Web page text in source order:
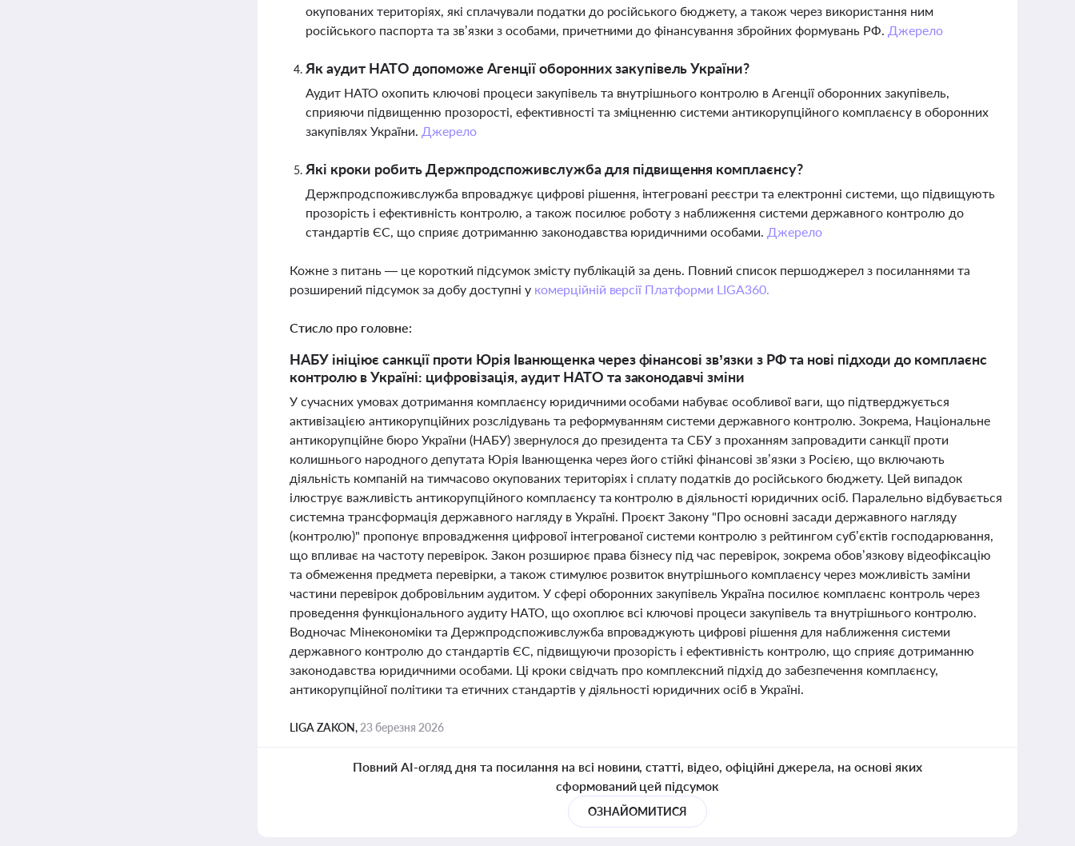
окупованих територіях, які сплачували податки до російського бюджету, а також через використання ним
російського паспорта та зв’язки з особами, причетними до фінансування збройних формувань РФ. Джерело
Як аудит НАТО допоможе Агенції оборонних закупівель України?
Аудит НАТО охопить ключові процеси закупівель та внутрішнього контролю в Агенції оборонних закупівель,
сприяючи підвищенню прозорості, ефективності та зміцненню системи антикорупційного комплаєнсу в оборонних
закупівлях України. Джерело
Які кроки робить Держпродспоживслужба для підвищення комплаєнсу?
Держпродспоживслужба впроваджує цифрові рішення, інтегровані реєстри та електронні системи, що підвищують
прозорість і ефективність контролю, а також посилює роботу з наближення системи державного контролю до
стандартів ЄС, що сприяє дотриманню законодавства юридичними особами. Джерело
Кожне з питань — це короткий підсумок змісту публікацій за день. Повний список першоджерел з посиланнями та
розширений підсумок за добу доступні у комерційній версії Платформи LIGA360.
Стисло про головне:
НАБУ ініціює санкції проти Юрія Іванющенка через фінансові зв’язки з РФ та нові підходи до комплаєнс
контролю в Україні: цифровізація, аудит НАТО та законодавчі зміни
У сучасних умовах дотримання комплаєнсу юридичними особами набуває особливої ваги, що підтверджується
активізацією антикорупційних розслідувань та реформуванням системи державного контролю. Зокрема, Національне
антикорупційне бюро України (НАБУ) звернулося до президента та СБУ з проханням запровадити санкції проти
колишнього народного депутата Юрія Іванющенка через його стійкі фінансові зв’язки з Росією, що включають
діяльність компаній на тимчасово окупованих територіях і сплату податків до російського бюджету. Цей випадок
ілюструє важливість антикорупційного комплаєнсу та контролю в діяльності юридичних осіб. Паралельно відбувається
системна трансформація державного нагляду в Україні. Проєкт Закону "Про основні засади державного нагляду
(контролю)" пропонує впровадження цифрової інтегрованої системи контролю з рейтингом суб’єктів господарювання,
що впливає на частоту перевірок. Закон розширює права бізнесу під час перевірок, зокрема обов’язкову відеофіксацію
та обмеження предмета перевірки, а також стимулює розвиток внутрішнього комплаєнсу через можливість заміни
частини перевірок добровільним аудитом. У сфері оборонних закупівель Україна посилює комплаєнс контроль через
проведення функціонального аудиту НАТО, що охоплює всі ключові процеси закупівель та внутрішнього контролю.
Водночас Мінекономіки та Держпродспоживслужба впроваджують цифрові рішення для наближення системи
державного контролю до стандартів ЄС, підвищуючи прозорість і ефективність контролю, що сприяє дотриманню
законодавства юридичними особами. Ці кроки свідчать про комплексний підхід до забезпечення комплаєнсу,
антикорупційної політики та етичних стандартів у діяльності юридичних осіб в Україні.
LIGA ZAKON, 23 березня 2026
Повний AI-огляд дня та посилання на всі новини, статті, відео, офіційні джерела, на основі яких
сформований цей підсумок
ОЗНАЙОМИТИСЯ